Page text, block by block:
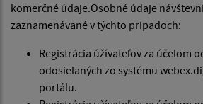
komerčné údaje.Osobné údaje
zaznamenávané v týchto prípadoch:
Registrácia úžívateľov za účelom
odosielaných zo systému
portálu.